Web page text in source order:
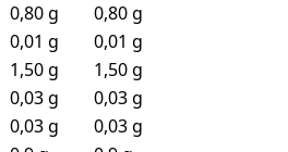
0,80 g
0,80 g
0,01 g
0,01 g
1,50 g
1,50 g
0,03 g
0,03 g
0,03 g
0,03 g